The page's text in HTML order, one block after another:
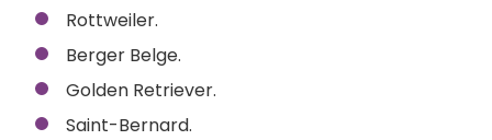
Rottweiler.
Berger Belge.
Golden Retriever.
Saint-Bernard.